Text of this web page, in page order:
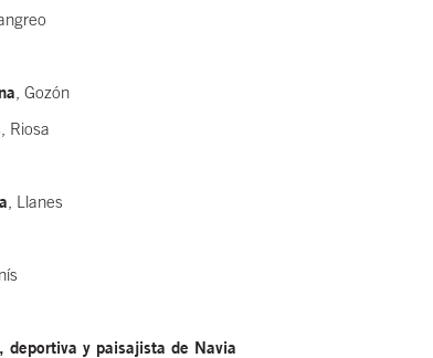
, Gozón
, Riosa
, Llanes
deportiva y paisajista de Navia